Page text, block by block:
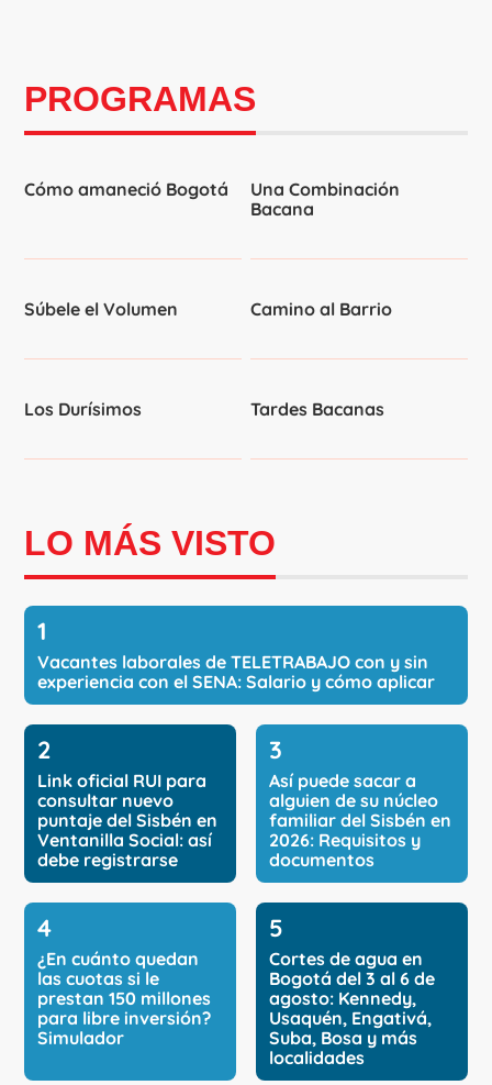
PROGRAMAS
Cómo amaneció Bogotá
Una Combinación
Bacana
Súbele el Volumen Camino al Barrio
Los Durísimos Tardes Bacanas
LO MÁS VISTO
Vacantes laborales de TELETRABAJO con y sin
experiencia con el SENA: Salario y cómo aplicar
Link oficial RUI para
consultar nuevo
puntaje del Sisbén en
Ventanilla Social: así
debe registrarse
Así puede sacar a
alguien de su núcleo
familiar del Sisbén en
2026: Requisitos y
documentos
¿En cuánto quedan
las cuotas si le
prestan 150 millones
para libre inversión?
Simulador
Cortes de agua en
Bogotá del 3 al 6 de
agosto: Kennedy,
Usaquén, Engativá,
Suba, Bosa y más
localidades